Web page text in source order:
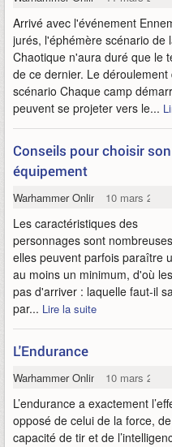
Arrivé avec l'événement
jurés, l'éphémère scénario de
Chaotique n'aura duré que le
de ce dernier. Le déroulement
scénario Chaque camp
peuvent se projeter vers le...
Conseils pour choisir son
équipement
Warhammer Online 10 mars 2009
Les caractéristiques des
personnages sont
elles peuvent parfois paraître
au moins un minimum, d'où
pas d'arriver : laquelle faut-il
par... Lire la suite
L'Endurance
Warhammer Online 10 mars 2009
L’endurance a exactement
opposé de celui de la force,
capacité de tir et de